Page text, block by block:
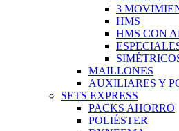
3
HMS
HMS CON
MAILLONES
AUXILIARES Y
SETS EXPRESS
PACKS AHORRO
POLIÉSTER